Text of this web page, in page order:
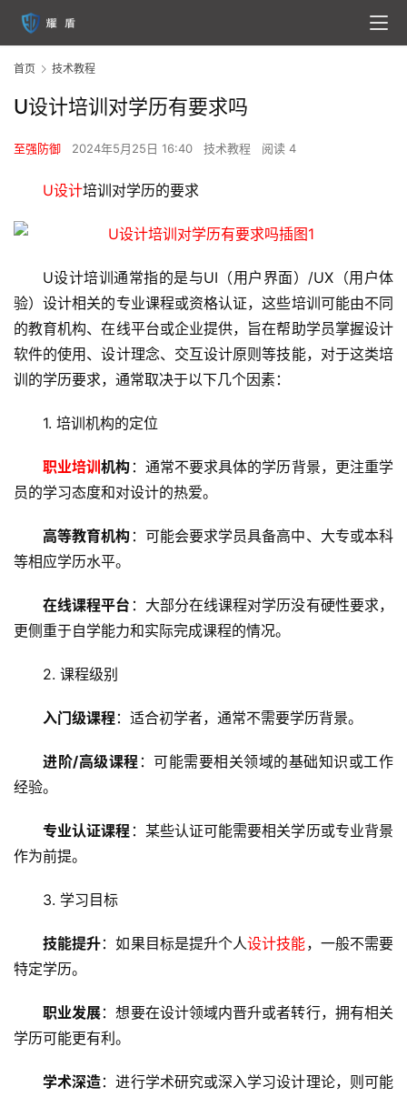
服
首页 技术教程
U设计培训对学历有要求吗
至强防御 2024年5月25日 16:40 技术教程 阅读 4
U设计培训对学历的要求
U设计培训通常指的是与UI（用户界面）/UX（用户体
验）设计相关的专业课程或资格认证，这些培训可能由不同
的教育机构、在线平台或企业提供，旨在帮助学员掌握设计
软件的使用、设计理念、交互设计原则等技能，对于这类培
训的学历要求，通常取决于以下几个因素：
1. 培训机构的定位
职业培训机构 ：通常不要求具体的学历背景，更注重学
员的学习态度和对设计的热爱。
高等教育机构 ：可能会要求学员具备高中、大专或本科
等相应学历水平。
在线课程平台 ：大部分在线课程对学历没有硬性要求，
更侧重于自学能力和实际完成课程的情况。
2. 课程级别
入门级课程：适合初学者，通常不需要学历背景。
进阶/高级课程 ：可能需要相关领域的基础知识或工作
经验。
专业认证课程 ：某些认证可能需要相关学历或专业背景
作为前提。
3. 学习目标
技能提升：如果目标是提升个人设计技能，一般不需要
特定学历。
职业发展：想要在设计领域内晋升或者转行，拥有相关
学历可能更有利。
学术深造：进行学术研究或深入学习设计理论，则可能